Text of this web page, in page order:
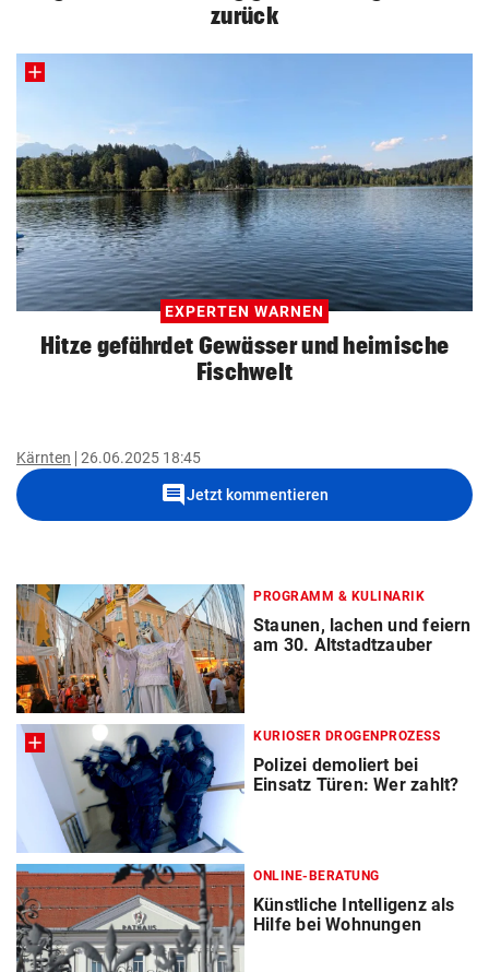
zurück
EXPERTEN WARNEN
Hitze gefährdet Gewässer und heimische
Fischwelt
Kärnten 26.06.2025 18:45
commentJetzt kommentieren
PROGRAMM & KULINARIK
Staunen, lachen und feiern
am 30. Altstadtzauber
KURIOSER DROGENPROZESS
Polizei demoliert bei
Einsatz Türen: Wer zahlt?
ONLINE-BERATUNG
Künstliche Intelligenz als
Hilfe bei Wohnungen